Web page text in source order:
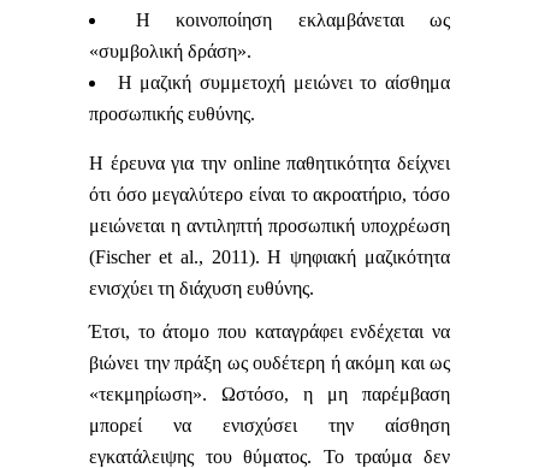
Η κοινοποίηση εκλαμβάνεται ως
«συμβολική δράση».
Η μαζική συμμετοχή μειώνει το αίσθημα
προσωπικής ευθύνης.
Η έρευνα για την online παθητικότητα δείχνει
ότι όσο μεγαλύτερο είναι το ακροατήριο, τόσο
μειώνεται η αντιληπτή προσωπική υποχρέωση
(Fischer et al., 2011). Η ψηφιακή μαζικότητα
ενισχύει τη διάχυση ευθύνης.
Έτσι, το άτομο που καταγράφει ενδέχεται να
βιώνει την πράξη ως ουδέτερη ή ακόμη και ως
«τεκμηρίωση». Ωστόσο, η μη παρέμβαση
μπορεί να ενισχύσει την αίσθηση
εγκατάλειψης του θύματος. Το τραύμα δεν